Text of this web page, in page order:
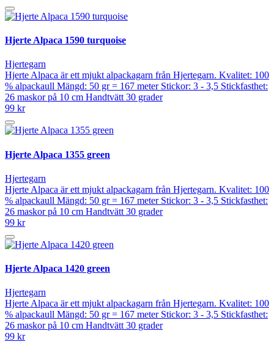
Hjerte Alpaca 1590 turquoise
Hjertegarn
Hjerte Alpaca är ett mjukt alpackagarn från Hjertegarn. Kvalitet: 100
% alpackaull Mängd: 50 gr = 167 meter Stickor: 3 - 3,5 Stickfasthet:
26 maskor på 10 cm Handtvätt 30 grader
99 kr
Hjerte Alpaca 1355 green
Hjertegarn
Hjerte Alpaca är ett mjukt alpackagarn från Hjertegarn. Kvalitet: 100
% alpackaull Mängd: 50 gr = 167 meter Stickor: 3 - 3,5 Stickfasthet:
26 maskor på 10 cm Handtvätt 30 grader
99 kr
Hjerte Alpaca 1420 green
Hjertegarn
Hjerte Alpaca är ett mjukt alpackagarn från Hjertegarn. Kvalitet: 100
% alpackaull Mängd: 50 gr = 167 meter Stickor: 3 - 3,5 Stickfasthet:
26 maskor på 10 cm Handtvätt 30 grader
99 kr